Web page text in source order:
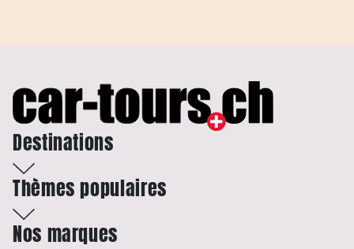
Destinations
Thèmes populaires
Nos marques